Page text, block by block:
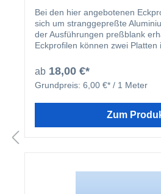
Bei den hier angebotenen
sich um stranggepreßte
der Ausführungen preßblank
Eckprofilen können zwei Platten
ab 18,00 €*
Grundpreis: 6,00 €* / 1 Meter
Zum